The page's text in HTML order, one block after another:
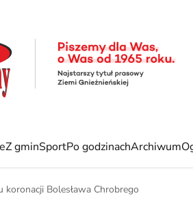
Z gminSportPo godzinachArchiwum
Bolesława Chrobrego